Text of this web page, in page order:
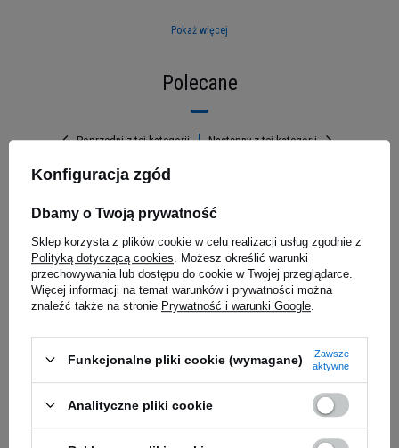
Daily Sport od MEX NUTRITION to
zaawansowany suplement, stworzony z myślą o
Pokaż więcej
Polecane
Poprzedni z tej kategorii
- 500g (
400mg - 60caps.
MEDICA
Następny z tej kategorii
Konfiguracja zgód
Dbamy o Twoją prywatność
Sklep korzysta z plików cookie w celu realizacji usług zgodnie z
Polityką dotyczącą cookies . Możesz określić warunki
przechowywania lub dostępu do cookie w Twojej przeglądarce.
Więcej informacji na temat warunków i prywatności można
znaleźć także na stronie Prywatność i warunki Google
Funkcjonalne pliki cookie (wymagane)
Zawsze
aktywne
Analityczne pliki cookie